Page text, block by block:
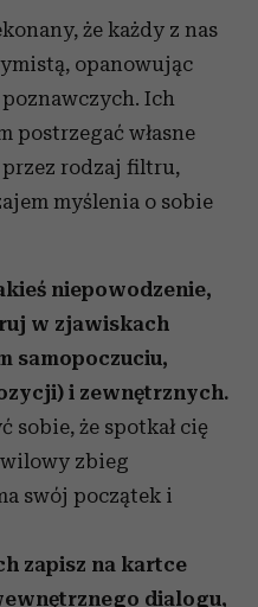
że każdy z nas
opanowując
Ich
postrzegać własne
rodzaj filtru,
myślenia o sobie
niepowodzenie,
w zjawiskach
samopoczuciu,
i zewnętrznych.
sobie, że spotkał cię
zbieg
swój początek i
zapisz na kartce
dialogu,